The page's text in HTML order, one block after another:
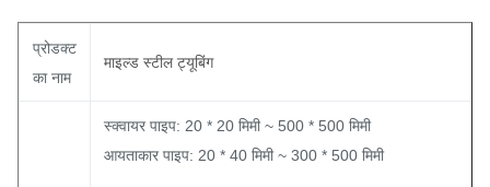
प्रोडक्ट
का नाम
माइल्ड स्टील ट्यूबिंग
स्क्वायर पाइप: 20 * 20 मिमी ~ 500 * 500 मिमी
आयताकार पाइप: 20 * 40 मिमी ~ 300 * 500 मिमी